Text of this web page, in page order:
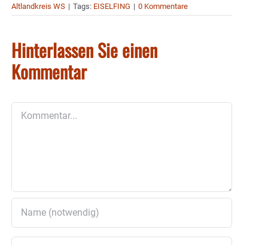
Altlandkreis WS | Tags: EISELFING | 0 Kommentare
Hinterlassen Sie einen
Kommentar